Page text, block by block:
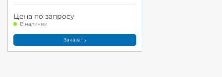
Цена по запросу
В наличии
Заказать